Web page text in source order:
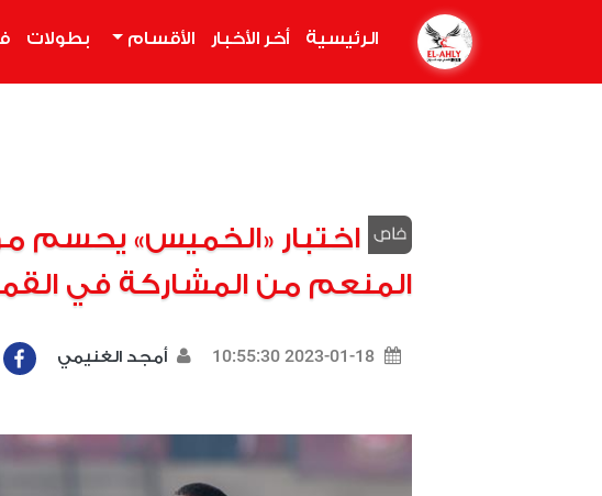
الرئيسية أخر الأخبار الأقسام بطولات
اختبار «الخميس» يحسم
المنعم من المشاركة في
2023-01-18 10:55:30 أمجد الغنيمي